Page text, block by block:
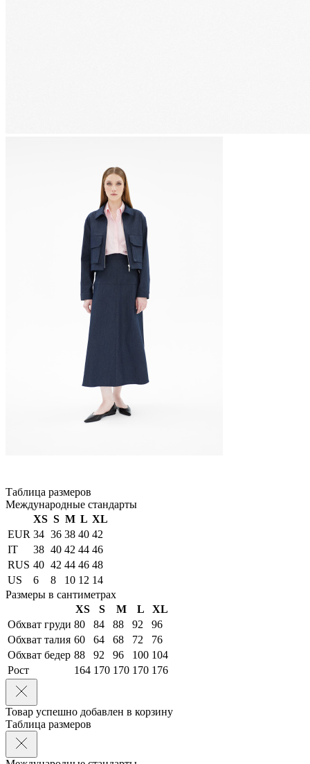
Таблица размеров
Международные стандарты
XS S M L XL
EUR 34 36 38 40 42
IT
38 40 42 44 46
RUS 40 42 44 46 48
US
6 8 10 12 14
Размеры в сантиметрах
XS
S M L
XL
Обхват груди 80 84 88 92
96
Обхват талия 60 64 68 72
76
Обхват бедер 88 92 96 100 104
Рост
164 170 170 170 176
Товар успешно добавлен в корзину
Таблица размеров